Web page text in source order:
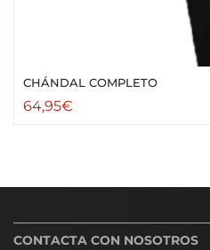
CHÁNDAL COMPLETO
64,95€
CONTACTA CON NOSOTROS